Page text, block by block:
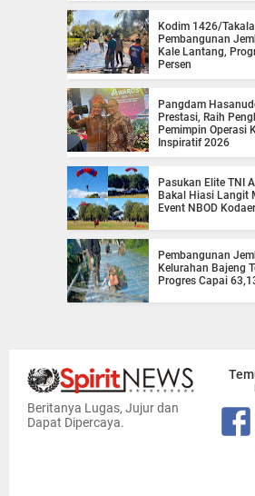
Kodim 1426/
Pembangunan
Kale Lantang,
Persen
Pangdam
Prestasi, Raih
Pemimpin Operasi
Inspiratif 2026
Pasukan Elite TNI
Bakal Hiasi Langit
Event NBOD
Pembangunan
Kelurahan Bajeng
Progres Capai
Beritanya Lugas, Jujur dan
Dapat Dipercaya.